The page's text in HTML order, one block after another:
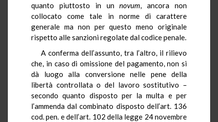
quanto piuttosto in unnovum, ancora non
collocato come tale in norme di carattere
generale ma non per questo meno originale
rispetto alle sanzioni regolate dal codice penale.
A conferma dell’assunto, tra l’altro, il rilievo
che, in caso di omissione del pagamento, non si
dà luogo alla conversione nelle pene della
libertà controllata o del lavoro sostitutivo –
secondo quanto disposto per la multa e per
l’ammenda dal combinato disposto dell’art. 136
cod. pen. e dell’art. 102 della legge 24 novembre